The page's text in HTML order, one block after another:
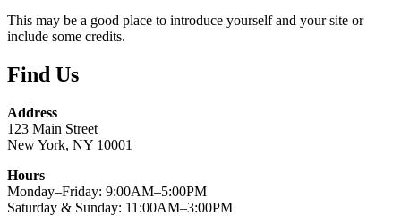
This may be a good place to introduce yourself and your site or
include some credits.
Find Us
Address
123 Main Street
New York, NY 10001
Hours
Monday–Friday: 9:00AM–5:00PM
Saturday & Sunday: 11:00AM–3:00PM